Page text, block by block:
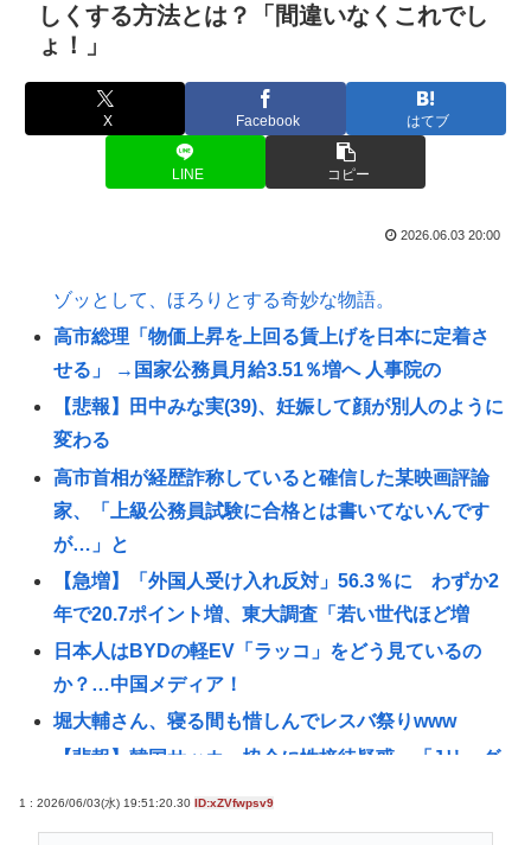
しくする方法とは？「間違いなくこれでし
ょ！」
X Facebook はてブ
LINE コピー
2026.06.03 20:00
ゾッとして、ほろりとする奇妙な物語。
高市総理「物価上昇を上回る賃上げを日本に定着さ
せる」 →国家公務員月給3.51％増へ 人事院の
【悲報】田中みな実(39)、妊娠して顔が別人のように
変わる
高市首相が経歴詐称していると確信した某映画評論
家、「上級公務員試験に合格とは書いてないんです
が…」と
【急増】「外国人受け入れ反対」56.3％に わずか2
年で20.7ポイント増、東大調査「若い世代ほど増
日本人はBYDの軽EV「ラッコ」をどう見ているの
か？…中国メディア！
堀大輔さん、寝る間も惜しんでレスバ祭りwww
【悲報】韓国サッカー協会に性接待疑惑、「Jリーグ
「救える命だった」ウィシュマさん死亡めぐる国賠
1 : 2026/06/03(水) 19:51:20.30 ID:xZVfwpsv9